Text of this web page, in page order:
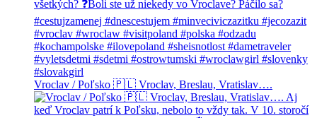
Vroclav / Poľsko 🇵🇱 Vroclav, Breslau, Vratislav….